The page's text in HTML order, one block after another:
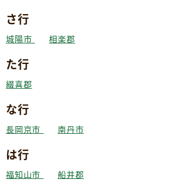
さ行
城陽市 相楽郡
た行
綴喜郡
な行
長岡京市 南丹市
は行
福知山市 船井郡